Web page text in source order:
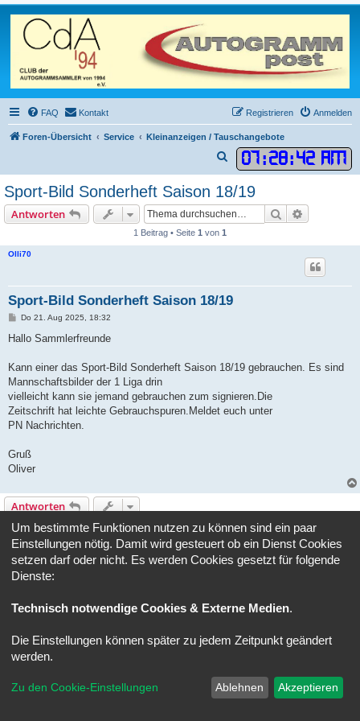
FAQ Kontakt Anmelden
Registrieren
Foren-Übersicht Service Kleinanzeigen / Tauschangebote
07:28:42 AM
u
c
h
Sport-Bild Sonderheft Saison 18/19
Antworten Suche
1 Beitrag • Seite 1 von 1
Olli70
Sport-Bild Sonderheft Saison 18/19
B
i
a
Do 21. Aug 2025, 18:32
Hallo Sammlerfreunde
Kann einer das Sport-Bild Sonderheft Saison 18/19 gebrauchen. Es sind
Mannschaftsbilder der 1 Liga drin
vielleicht kann sie jemand gebrauchen zum signieren.Die
Zeitschrift hat leichte Gebrauchspuren.Meldet euch unter
PN Nachrichten.
Gruß
Oliver
Antworten
1 Beitrag • Seite1 von1
Gehe zu
Foren-Übersicht
Powered byphpBB® Forum Software © phpBB Limited
Datenschutz|Nutzungsbedingungen
Um bestimmte Funktionen nutzen zu können sind ein paar
Einstellungen nötig. Damit wird gesteuert ob ein Dienst Cookies
setzen darf oder nicht. Es werden Cookies gesetzt für folgende
Dienste:
Technisch notwendige Cookies & Externe Medien.
Die Einstellungen können später zu jedem Zeitpunkt geändert
werden.
Zu den Cookie-Einstellungen Ablehnen Akzeptieren